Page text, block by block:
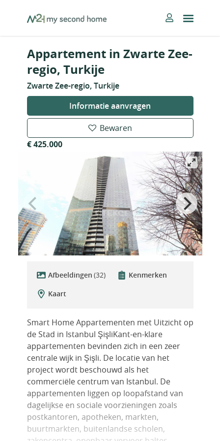
MySecondHome
Appartement in Zwarte Zee-
regio, Turkije
Zwarte Zee-regio, Turkije
Informatie aanvragen
Bewaren
€ 425.000
Afbeeldingen (32)
Kenmerken
Kaart
Smart Home Appartementen met Uitzicht op
de Stad in Istanbul ŞişliKant-en-klare
appartementen bevinden zich in een zeer
centrale wijk in Şişli. De locatie van het
project wordt beschouwd als het
commerciële centrum van Istanbul. De
appartementen liggen op loopafstand van
dagelijkse en sociale voorzieningen zoals
postkantoren, apotheken, markten,
buurtmarkten, buitenlandse scholen,